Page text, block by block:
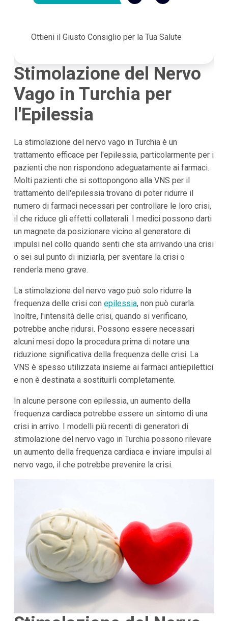
Ottieni il Giusto Consiglio per la Tua Salute
Stimolazione del Nervo
Vago in Turchia per
l'Epilessia
La stimolazione del nervo vago in Turchia è un
trattamento efficace per l'epilessia, particolarmente per i
pazienti che non rispondono adeguatamente ai farmaci.
Molti pazienti che si sottopongono alla VNS per il
trattamento dell'epilessia trovano di poter ridurre il
numero di farmaci necessari per controllare le loro crisi,
il che riduce gli effetti collaterali. I medici possono darti
un magnete da posizionare vicino al generatore di
impulsi nel collo quando senti che sta arrivando una crisi
o sei sul punto di iniziarla, per sventare la crisi o
renderla meno grave.
La stimolazione del nervo vago può solo ridurre la
frequenza delle crisi con epilessia, non può curarla.
Inoltre, l'intensità delle crisi, quando si verificano,
potrebbe anche ridursi. Possono essere necessari
alcuni mesi dopo la procedura prima di notare una
riduzione significativa della frequenza delle crisi. La
VNS è spesso utilizzata insieme ai farmaci antiepilettici
e non è destinata a sostituirli completamente.
In alcune persone con epilessia, un aumento della
frequenza cardiaca potrebbe essere un sintomo di una
crisi in arrivo. I modelli più recenti di generatori di
stimolazione del nervo vago in Turchia possono rilevare
un aumento della frequenza cardiaca e inviare impulsi al
nervo vago, il che potrebbe prevenire la crisi.